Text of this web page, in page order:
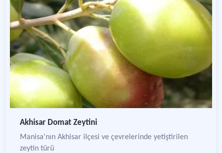
Akhisar Domat Zeytini
Manisa'nın Akhisar ilçesi ve çevrelerinde yetiştirilen
zeytin türü